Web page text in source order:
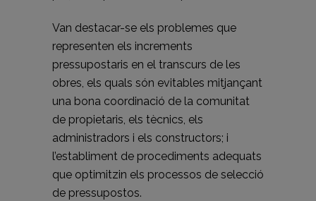
Van destacar-se els problemes que
representen els increments
pressupostaris en el transcurs de les
obres, els quals són evitables mitjançant
una bona coordinació de la comunitat
de propietaris, els tècnics, els
administradors i els constructors; i
l’establiment de procediments adequats
que optimitzin els processos de selecció
de pressupostos.